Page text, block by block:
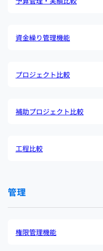
資金繰り管理機能
プロジェクト比較
補助プロジェクト比較
工程比較
管理
権限管理機能